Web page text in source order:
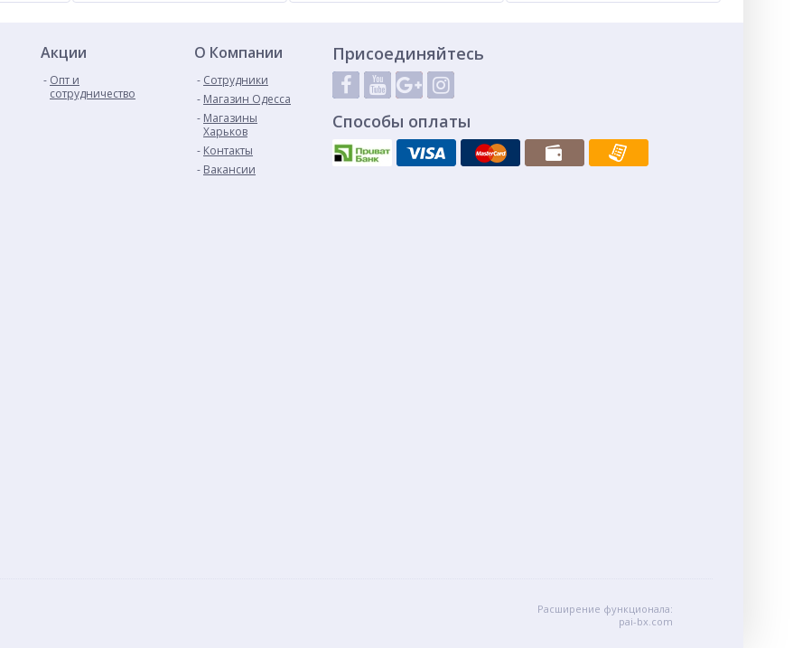
Акции
Опт и
сотрудничество
О Компании
Сотрудники
Магазин Одесса
Магазины
Харьков
Контакты
Вакансии
Присоединяйтесь
Способы оплаты
Расширение функционала:
pai-bx.com